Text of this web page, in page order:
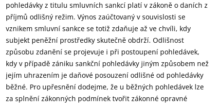
pohledávky z titulu smluvních sankcí platí v zákoně o daních z
příjmů odlišný režim. Výnos zaúčtovaný v souvislosti se
vznikem smluvní sankce se totiž zdaňuje až ve chvíli, kdy
subjekt peněžní prostředky skutečně obdrží. Odlišnost
způsobu zdanění se projevuje i při postoupení pohledávek,
kdy v případě zániku sankční pohledávky jiným způsobem než
jejím uhrazením je daňové posouzení odlišné od pohledávky
běžné. Pro upřesnění dodejme, že u běžných pohledávek lze
za splnění zákonných podmínek tvořit zákonné opravné